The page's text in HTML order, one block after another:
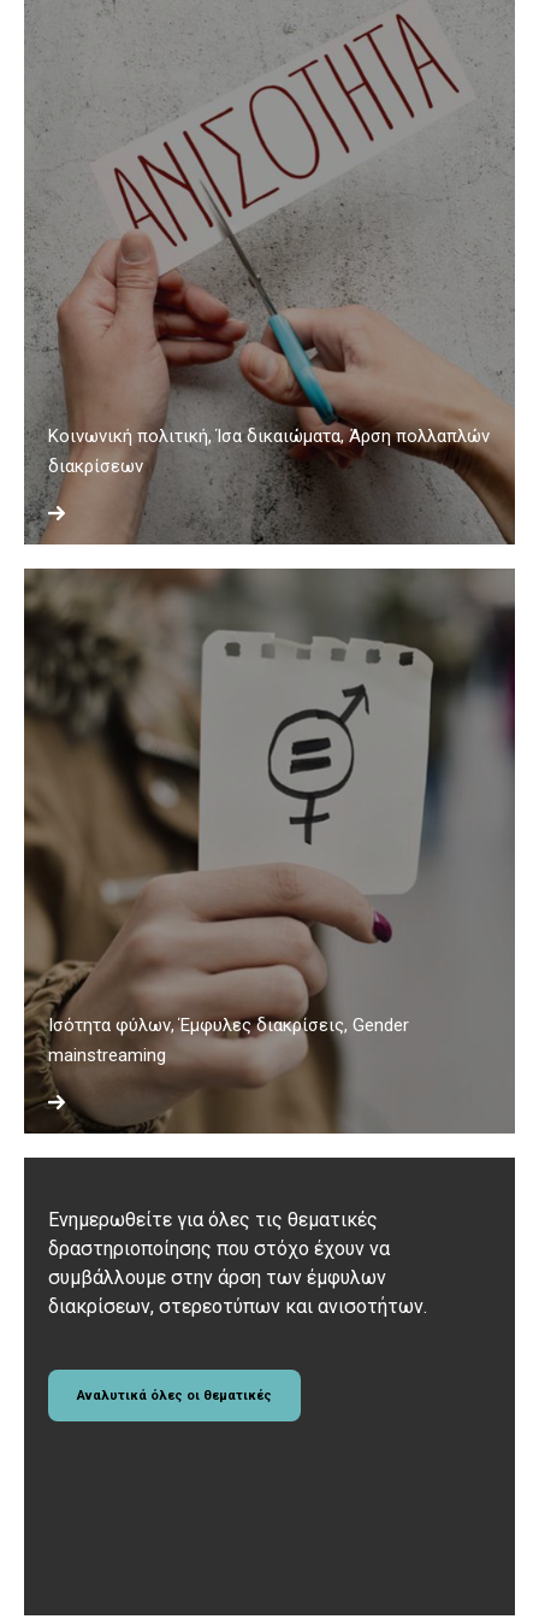
Κοινωνική πολιτική, Ίσα δικαιώματα, Άρση πολλαπλών
διακρίσεων
Ισότητα φύλων, Έμφυλες διακρίσεις, Gender
mainstreaming
Ενημερωθείτε για όλες τις θεματικές
δραστηριοποίησης που στόχο έχουν να
συμβάλλουμε στην άρση των έμφυλων
διακρίσεων, στερεοτύπων και ανισοτήτων.
Αναλυτικά όλες οι θεματικές